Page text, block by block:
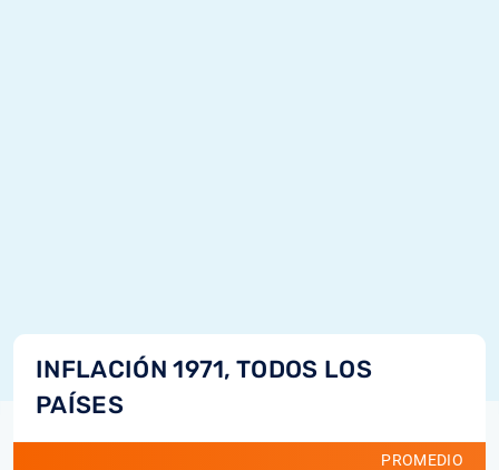
INFLACIÓN 1971, TODOS LOS
PAÍSES
PROMEDIO